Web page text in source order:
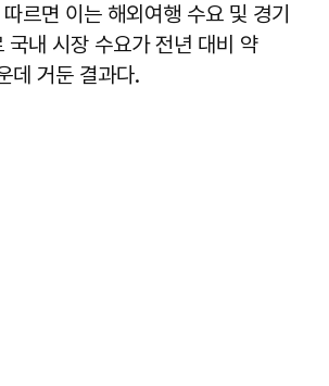
르면 이는 해외여행 수요 및 경기
국내 시장 수요가 전년 대비 약
데 거둔 결과다.